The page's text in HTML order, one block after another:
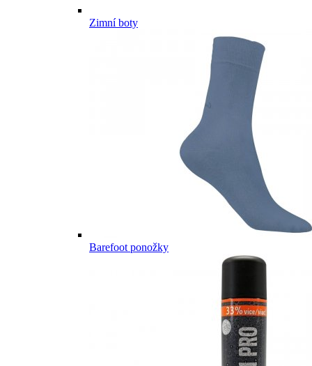
Zimní boty
Barefoot ponožky